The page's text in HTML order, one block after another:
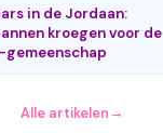
in de Jordaan:
kroegen voor de
gemeenschap
Alle artikelen